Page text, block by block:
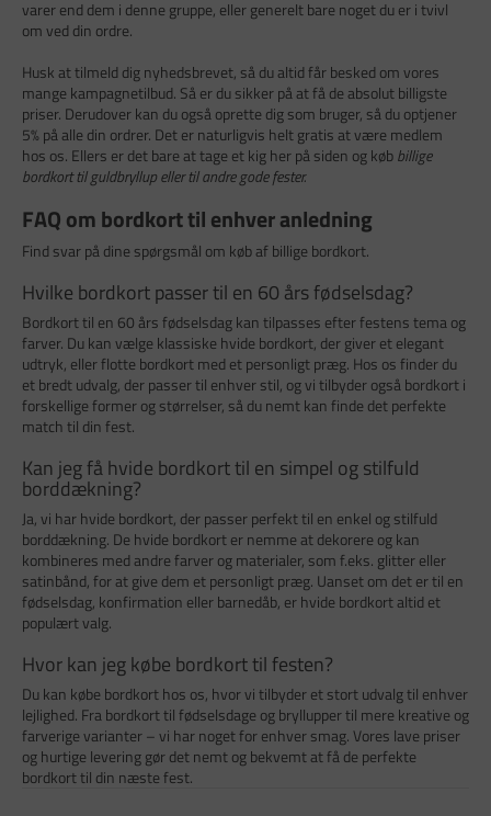
varer end dem i denne gruppe, eller generelt bare noget du er i tvivl
om ved din ordre.
Husk at tilmeld dig nyhedsbrevet, så du altid får besked om vores
mange kampagnetilbud. Så er du sikker på at få de absolut billigste
priser. Derudover kan du også oprette dig som bruger, så du optjener
5% på alle din ordrer. Det er naturligvis helt gratis at være medlem
hos os. Ellers er det bare at tage et kig her på siden og købbillige
bordkort til guldbryllup eller til andre gode fester.
FAQ om bordkort til enhver anledning
Find svar på dine spørgsmål om køb af billige bordkort.
Hvilke bordkort passer til en 60 års fødselsdag?
Bordkort til en 60 års fødselsdag kan tilpasses efter festens tema og
farver. Du kan vælge klassiske hvide bordkort, der giver et elegant
udtryk, eller flotte bordkort med et personligt præg. Hos os finder du
et bredt udvalg, der passer til enhver stil, og vi tilbyder også bordkort i
forskellige former og størrelser, så du nemt kan finde det perfekte
match til din fest.
Kan jeg få hvide bordkort til en simpel og stilfuld
borddækning?
Ja, vi har hvide bordkort, der passer perfekt til en enkel og stilfuld
borddækning. De hvide bordkort er nemme at dekorere og kan
kombineres med andre farver og materialer, som f.eks. glitter eller
satinbånd, for at give dem et personligt præg. Uanset om det er til en
fødselsdag, konfirmation eller barnedåb, er hvide bordkort altid et
populært valg.
Hvor kan jeg købe bordkort til festen?
Du kan købe bordkort hos os, hvor vi tilbyder et stort udvalg til enhver
lejlighed. Fra bordkort til fødselsdage og bryllupper til mere kreative og
farverige varianter – vi har noget for enhver smag. Vores lave priser
og hurtige levering gør det nemt og bekvemt at få de perfekte
bordkort til din næste fest.